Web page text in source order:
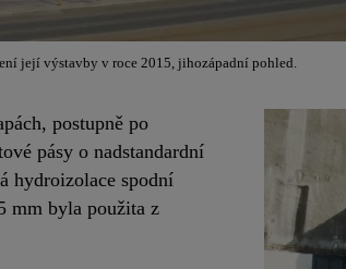
její výstavby v roce 2015, jihozápadní pohled.
postupně po
pásy o nadstandardní
hydroizolace spodní
mm byla použita z